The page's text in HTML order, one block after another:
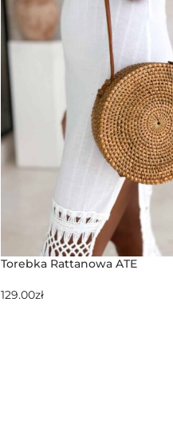
Torebka Rattanowa ATE
129.00zł